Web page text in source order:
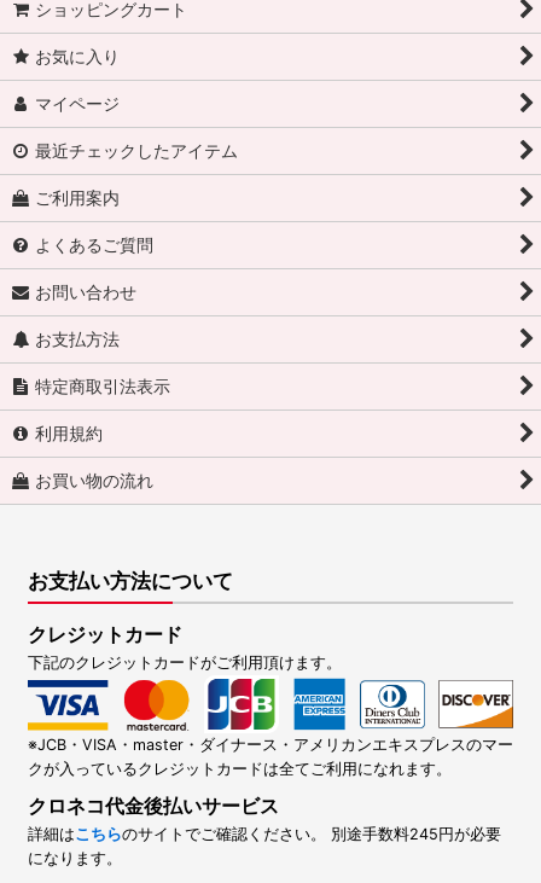
ショッピングカート
お気に入り
マイページ
最近チェックしたアイテム
ご利用案内
よくあるご質問
お問い合わせ
お支払方法
特定商取引法表示
利用規約
お買い物の流れ
お支払い方法について
クレジットカード
下記のクレジットカードがご利用頂けます。
※JCB・VISA・master・ダイナース・アメリカンエキスプレスのマー
クが入っているクレジットカードは全てご利用になれます。
クロネコ代金後払いサービス
詳細はこちらのサイトでご確認ください。 別途手数料245円が必要
になります。